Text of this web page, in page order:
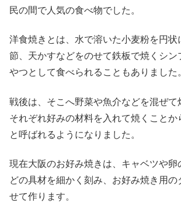
民の間で人気の食べ物でした。
洋食焼きとは、水で溶いた小麦粉を円状
節、天かすなどをのせて鉄板で焼くシン
やつとして食べられることもありました
戦後は、そこへ野菜や魚介などを混ぜて
それぞれ好みの材料を入れて焼くことか
と呼ばれるようになりました。
現在大阪のお好み焼きは、キャベツや卵
どの具材を細かく刻み、お好み焼き用の
せて作ります。